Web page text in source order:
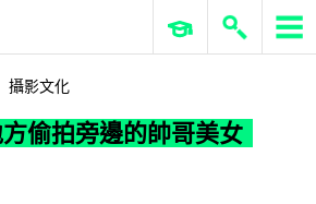
眾地方偷拍旁邊的帥哥美女嗎？
ERP 與商業 AI
攝影文化
偷拍旁邊的帥哥美女